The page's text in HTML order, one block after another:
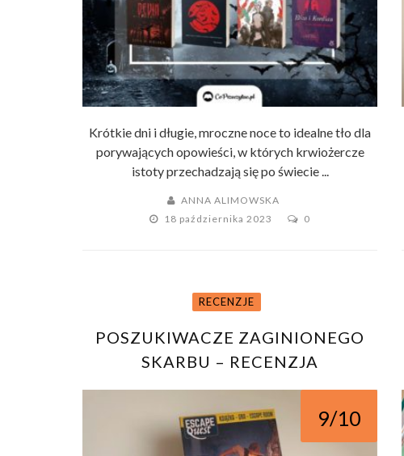
Krótkie dni i długie, mroczne noce to idealne tło dla
porywających opowieści, w których krwiożercze
istoty przechadzają się po świecie ...
ANNA ALIMOWSKA
18 października 2023
0
RECENZJE
POSZUKIWACZE ZAGINIONEGO
SKARBU – RECENZJA
9/10